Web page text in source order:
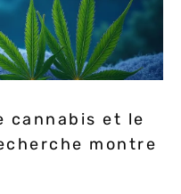
cannabis et le
montre